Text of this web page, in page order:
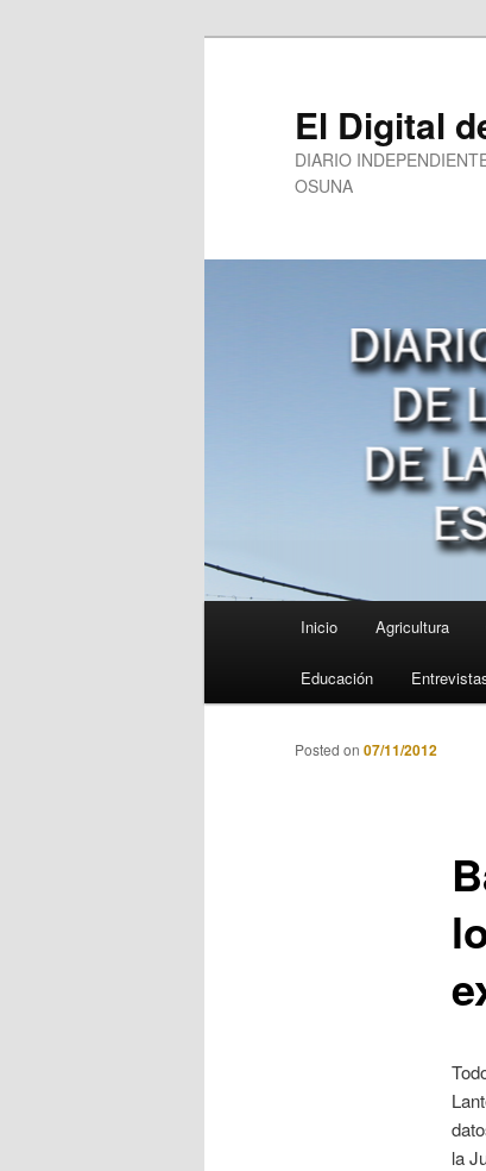
El Digital
DIARIO
OSUNA
Inicio Agricultura
Educación
Posted on 07/11/2012
la